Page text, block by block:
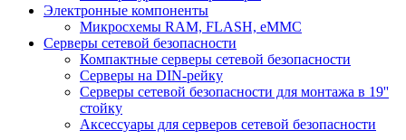
Электронные компоненты
Микросхемы RAM, FLASH, eMMC
Серверы сетевой безопасности
Компактные серверы сетевой безопасности
Серверы на DIN-рейку
Серверы сетевой безопасности для монтажа в 19''
стойку
Аксессуары для серверов сетевой безопасности